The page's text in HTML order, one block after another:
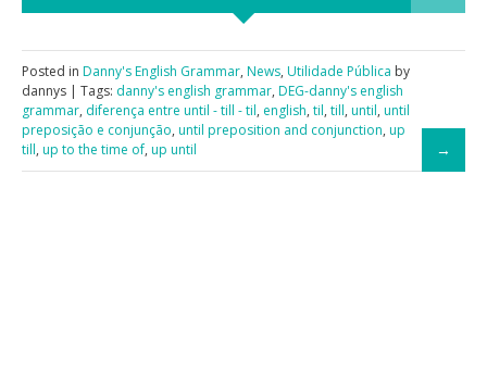
Posted in Danny's English Grammar, News, Utilidade Pública by
dannys | Tags: danny's english grammar, DEG-danny's english
grammar, diferença entre until - till - til, english, til, till, until, until
preposição e conjunção, until preposition and conjunction, up
till, up to the time of, up until